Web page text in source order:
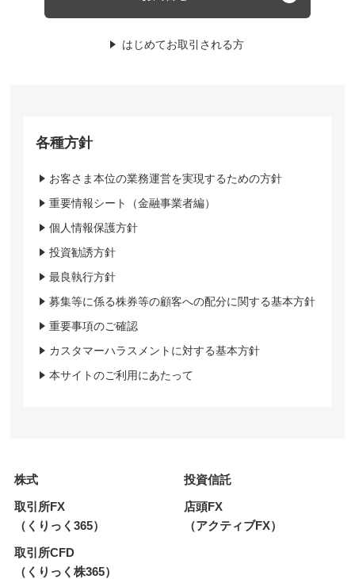
はじめてお取引される方
各種方針
お客さま本位の業務運営を実現するための方針
重要情報シート（金融事業者編）
個人情報保護方針
投資勧誘方針
最良執行方針
募集等に係る株券等の顧客への配分に関する基本方針
重要事項のご確認
カスタマーハラスメントに対する基本方針
本サイトのご利用にあたって
株式
投資信託
取引所FX
（くりっく365）
店頭FX
（アクティブFX）
取引所CFD
（くりっく株365）